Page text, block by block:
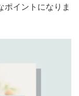
ポイントになりま